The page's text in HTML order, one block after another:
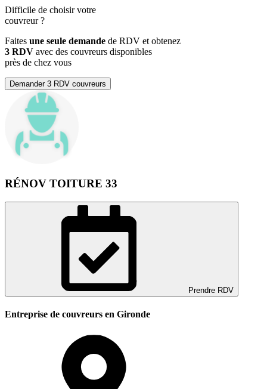
Difficile de choisir votre
couvreur?
Faites une seule demande de RDV et obtenez
3 RDV avec des couvreurs disponibles
près de chez vous
Demander 3 RDV couvreurs
RÉNOV TOITURE 33
Prendre RDV
Entreprise de couvreurs en Gironde